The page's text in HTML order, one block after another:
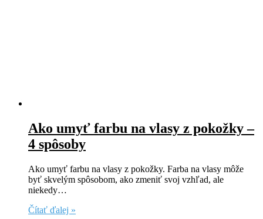
Ako umyť farbu na vlasy z pokožky –
4 spôsoby
Ako umyť farbu na vlasy z pokožky. Farba na vlasy môže
byť skvelým spôsobom, ako zmeniť svoj vzhľad, ale
niekedy…
Čítať ďalej »